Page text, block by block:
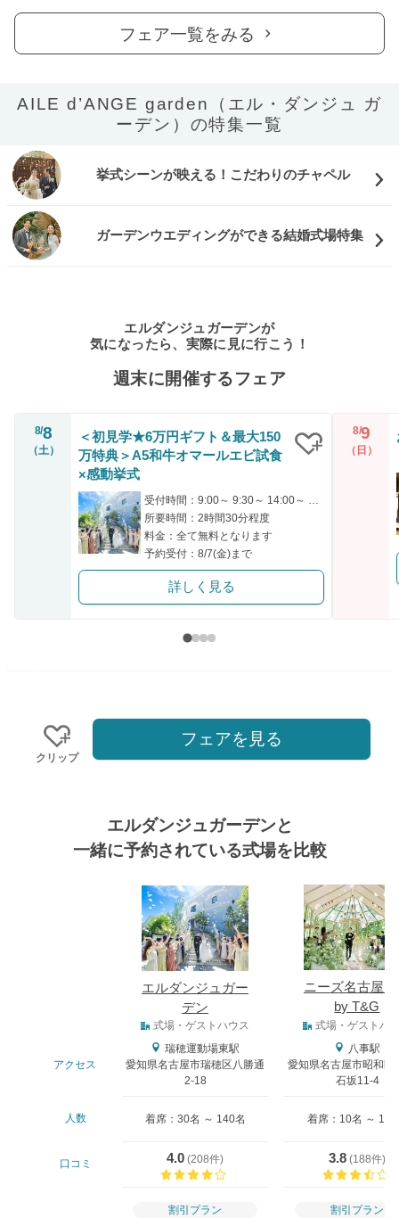
フェア一覧をみる
AILE d’ANGE garden（エル・ダンジュ ガ
ーデン）の特集一覧
挙式シーンが映える！こだわりのチャペル
ガーデンウエディングができる結婚式場特集
エルダンジュガーデンが
気になったら、実際に見に行こう！
週末に開催するフェア
8/8
（土）
＜初見学★6万円ギフト＆最大150
万特典＞A5和牛オマールエビ試食
×感動挙式
受付時間：9:00～ 9:30～ 14:00～ 14:30～ 18:00～
所要時間：2時間30分程度
料金：全て無料となります
予約受付：8/7(金)まで
詳しく見る
8/9
（日）
クリップ
フェアを見る
エルダンジュガーデンと
一緒に予約されている式場を比較
エルダンジュガー
デン
ニーズ名古屋
by T&G
式場・ゲストハウス 式場・ゲストハ
アクセス
瑞穂運動場東駅
愛知県名古屋市瑞穂区八勝通
2-18
八事駅
愛知県名古屋市昭和区
石坂11-4
人数 着席：30名 ～ 140名 着席：10名 ～ 130
口コミ 4.0 (208件)
3.8 (188件)
割引プラン
割引プラン